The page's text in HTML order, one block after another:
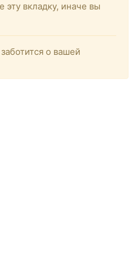
эту вкладку, иначе вы
о вашей